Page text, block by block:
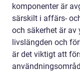
komponenter är
särskilt i affärs-
och säkerhet är
livslängden och
är det viktigt att